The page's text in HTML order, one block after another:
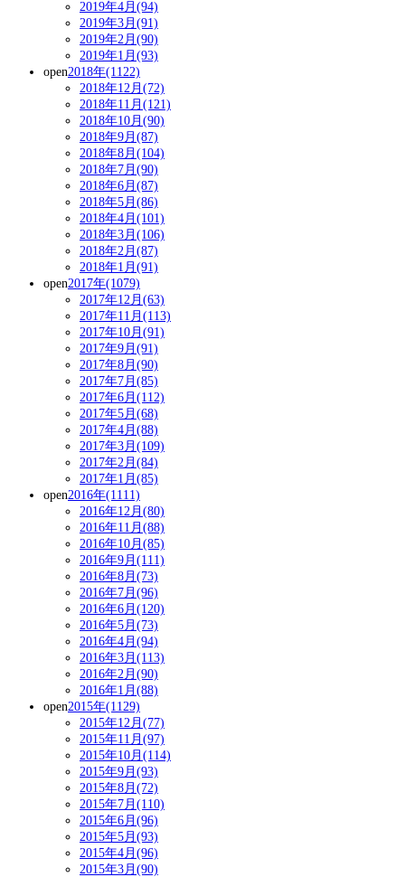
2019年4月(94)
2019年3月(91)
2019年2月(90)
2019年1月(93)
open2018年(1122)
2018年12月(72)
2018年11月(121)
2018年10月(90)
2018年9月(87)
2018年8月(104)
2018年7月(90)
2018年6月(87)
2018年5月(86)
2018年4月(101)
2018年3月(106)
2018年2月(87)
2018年1月(91)
open2017年(1079)
2017年12月(63)
2017年11月(113)
2017年10月(91)
2017年9月(91)
2017年8月(90)
2017年7月(85)
2017年6月(112)
2017年5月(68)
2017年4月(88)
2017年3月(109)
2017年2月(84)
2017年1月(85)
open2016年(1111)
2016年12月(80)
2016年11月(88)
2016年10月(85)
2016年9月(111)
2016年8月(73)
2016年7月(96)
2016年6月(120)
2016年5月(73)
2016年4月(94)
2016年3月(113)
2016年2月(90)
2016年1月(88)
open2015年(1129)
2015年12月(77)
2015年11月(97)
2015年10月(114)
2015年9月(93)
2015年8月(72)
2015年7月(110)
2015年6月(96)
2015年5月(93)
2015年4月(96)
2015年3月(90)